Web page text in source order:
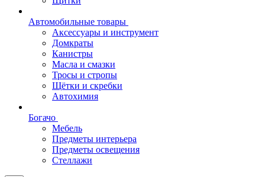
Автомобильные товары
Аксессуары и инструмент
Домкраты
Канистры
Масла и смазки
Тросы и стропы
Щётки и скребки
Автохимия
Богачо
Мебель
Предметы интерьера
Предметы освещения
Стеллажи